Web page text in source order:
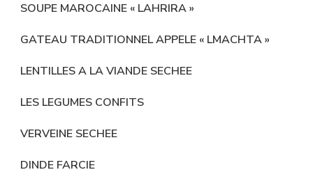
SOUPE MAROCAINE « LAHRIRA »
GATEAU TRADITIONNEL APPELE « LMACHTA »
LENTILLES A LA VIANDE SECHEE
LES LEGUMES CONFITS
VERVEINE SECHEE
DINDE FARCIE